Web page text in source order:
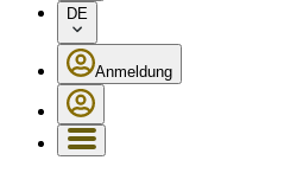
DE
Anmeldung